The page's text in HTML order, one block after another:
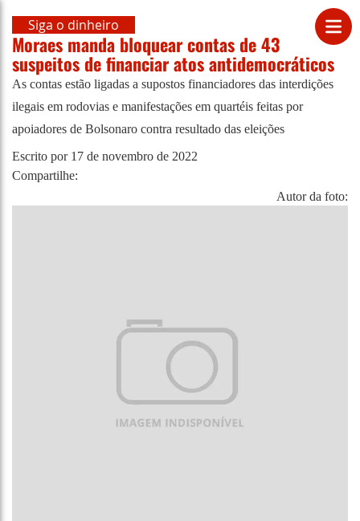
Siga o dinheiro
Moraes manda bloquear contas de 43
suspeitos de financiar atos antidemocráticos
As contas estão ligadas a supostos financiadores das interdições
ilegais em rodovias e manifestações em quartéis feitas por
apoiadores de Bolsonaro contra resultado das eleições
Escrito por 17 de novembro de 2022
Compartilhe:
Autor da foto: